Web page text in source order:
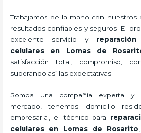
Trabajamos de la mano con nuestros
resultados confiables y seguros. El
excelente servicio y reparación
celulares en Lomas de
satisfacción total, compromiso,
superando así las expectativas.
Somos una compañía experta y
mercado, tenemos domicilio
empresarial, el técnico para
celulares en Lomas de Rosarito